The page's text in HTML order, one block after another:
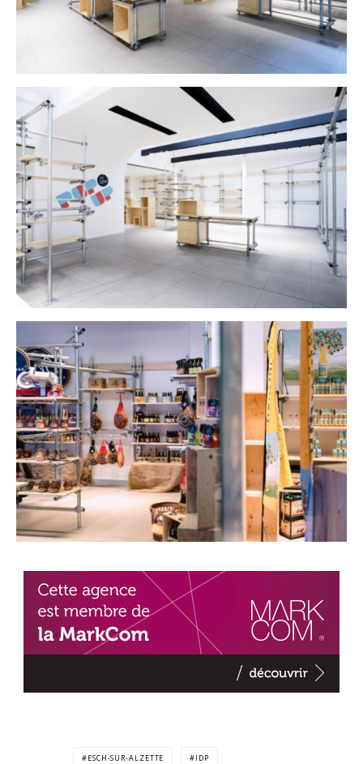
ESCH-SUR-ALZETTE IDP